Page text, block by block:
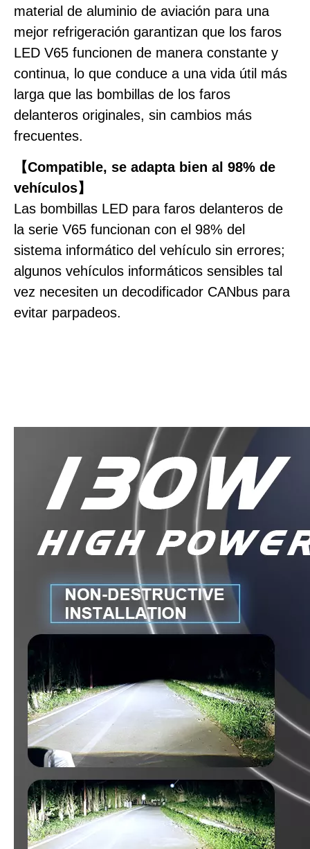
material de aluminio de aviación para una
mejor refrigeración garantizan que los faros
LED V65 funcionen de manera constante y
continua, lo que conduce a una vida útil más
larga que las bombillas de los faros
delanteros originales, sin cambios más
frecuentes.
【Compatible, se adapta bien al 98% de
vehículos】
Las bombillas LED para faros delanteros de
la serie V65 funcionan con el 98% del
sistema informático del vehículo sin errores;
algunos vehículos informáticos sensibles tal
vez necesiten un decodificador CANbus para
evitar parpadeos.